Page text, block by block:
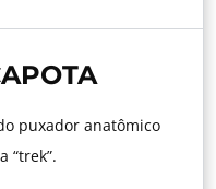
puxador anatômico
“trek”.